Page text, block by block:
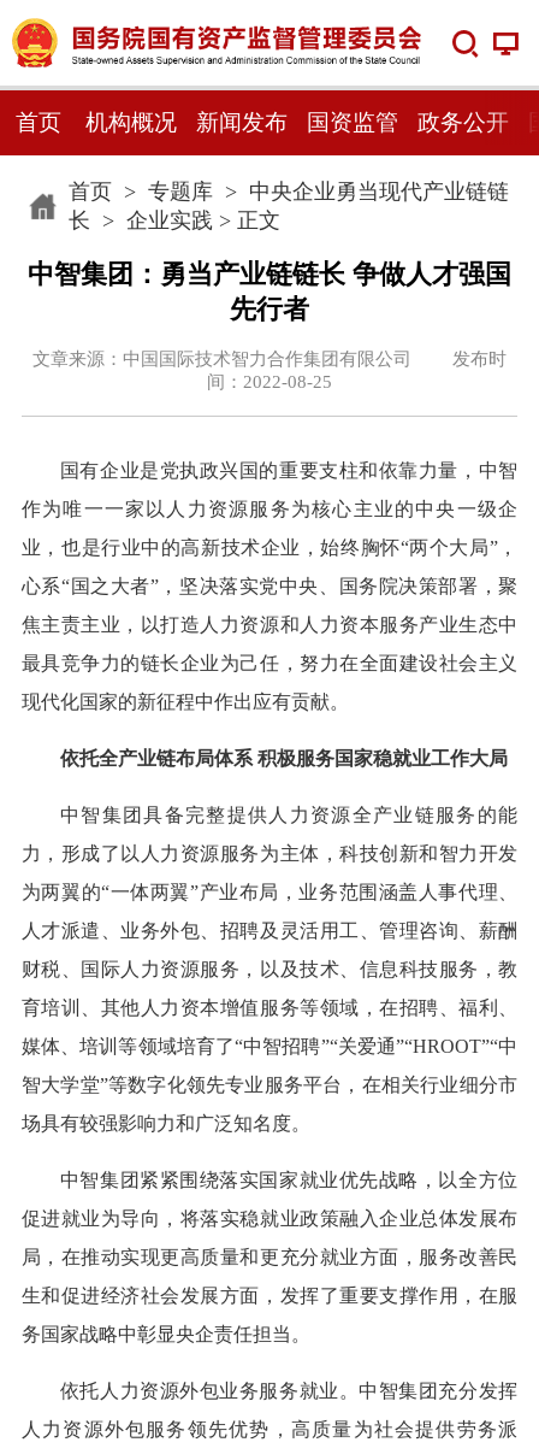
首页 机构概况 新闻发布 国资监管 政务公开
首页> 专题库> 中央企业勇当现代产业链链
长 > 企业实践 > 正文
中智集团：勇当产业链链长 争做人才强国
先行者
文章来源：中国国际技术智力合作集团有限公司 发布时
间：2022-08-25
国有企业是党执政兴国的重要支柱和依靠力量，中智
作为唯一一家以人力资源服务为核心主业的中央一级企
业，也是行业中的高新技术企业，始终胸怀“两个大局”，
心系“国之大者”，坚决落实党中央、国务院决策部署，聚
焦主责主业，以打造人力资源和人力资本服务产业生态中
最具竞争力的链长企业为己任，努力在全面建设社会主义
现代化国家的新征程中作出应有贡献。
依托全产业链布局体系 积极服务国家稳就业工作大局
中智集团具备完整提供人力资源全产业链服务的能
力，形成了以人力资源服务为主体，科技创新和智力开发
为两翼的“一体两翼”产业布局，业务范围涵盖人事代理、
人才派遣、业务外包、招聘及灵活用工、管理咨询、薪酬
财税、国际人力资源服务，以及技术、信息科技服务，教
育培训、其他人力资本增值服务等领域，在招聘、福利、
媒体、培训等领域培育了“中智招聘”“关爱通”“HROOT”“中
智大学堂”等数字化领先专业服务平台，在相关行业细分市
场具有较强影响力和广泛知名度。
中智集团紧紧围绕落实国家就业优先战略，以全方位
促进就业为导向，将落实稳就业政策融入企业总体发展布
局，在推动实现更高质量和更充分就业方面，服务改善民
生和促进经济社会发展方面，发挥了重要支撑作用，在服
务国家战略中彰显央企责任担当。
依托人力资源外包业务服务就业。中智集团充分发挥
人力资源外包服务领先优势，高质量为社会提供劳务派